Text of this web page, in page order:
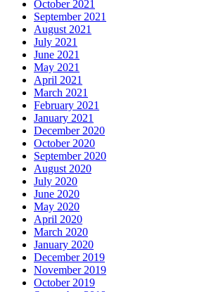
October 2021
September 2021
August 2021
July 2021
June 2021
May 2021
April 2021
March 2021
February 2021
January 2021
December 2020
October 2020
September 2020
August 2020
July 2020
June 2020
May 2020
April 2020
March 2020
January 2020
December 2019
November 2019
October 2019